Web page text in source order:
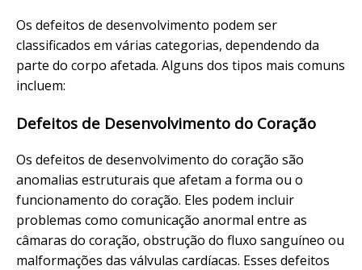
Os defeitos de desenvolvimento podem ser
classificados em várias categorias, dependendo da
parte do corpo afetada. Alguns dos tipos mais comuns
incluem:
Defeitos de Desenvolvimento do Coração
Os defeitos de desenvolvimento do coração são
anomalias estruturais que afetam a forma ou o
funcionamento do coração. Eles podem incluir
problemas como comunicação anormal entre as
câmaras do coração, obstrução do fluxo sanguíneo ou
malformações das válvulas cardíacas. Esses defeitos